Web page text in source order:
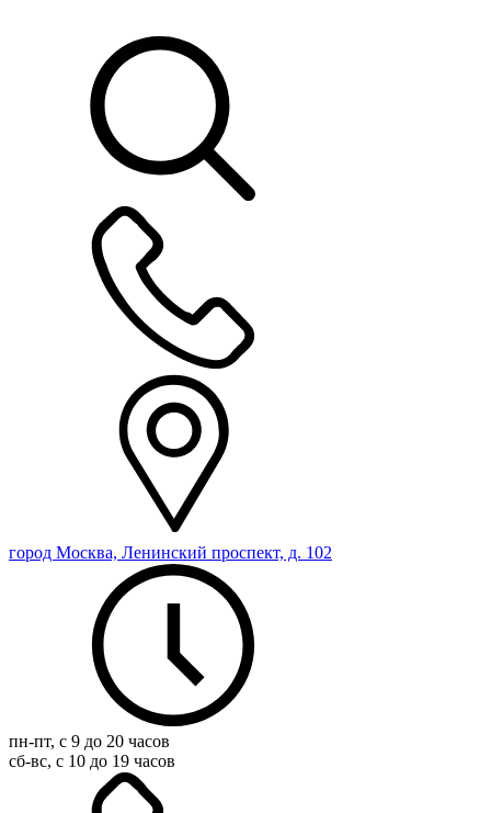
город Москва, Ленинский проспект, д. 102
пн-пт, с 9 до 20 часов
сб-вс, с 10 до 19 часов